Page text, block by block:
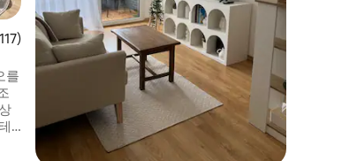
점(5점 만점), 후기 117개
를